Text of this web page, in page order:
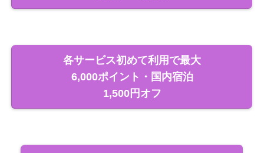
各サービス初めて利用で最大
6,000ポイント・国内宿泊
1,500円オフ